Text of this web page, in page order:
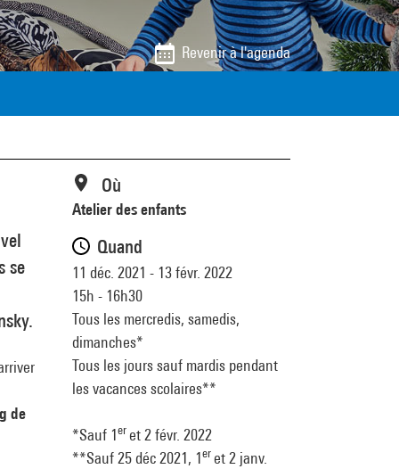
Revenir à l'agenda
se
de
Où
Atelier des enfants
Quand
11 déc. 2021 - 13 févr. 2022
15h - 16h30
Tous les mercredis, samedis,
dimanches*
Tous les jours sauf mardis pendant
les vacances scolaires**
*Sauf 1eret 2 févr. 2022
**Sauf 25 déc 2021, 1eret 2 janv.